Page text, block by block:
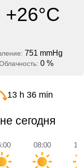
+26°C
751 mmHg
0 %
13 h 36 min
сегодня
08:00